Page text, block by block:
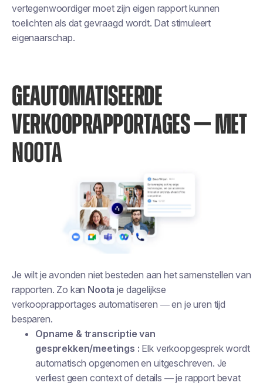
vertegenwoordiger moet zijn eigen rapport kunnen
toelichten als dat gevraagd wordt. Dat stimuleert
eigenaarschap.
GEAUTOMATISEERDE
VERKOOPRAPPORTAGES — MET
NOOTA
Je wilt je avonden niet besteden aan het samenstellen van
rapporten. Zo kan Noota je dagelijkse
verkooprapportages automatiseren — en je uren tijd
besparen.
Opname & transcriptie van
gesprekken/meetings : Elk verkoopgesprek wordt
automatisch opgenomen en uitgeschreven. Je
verliest geen context of details — je rapport bevat